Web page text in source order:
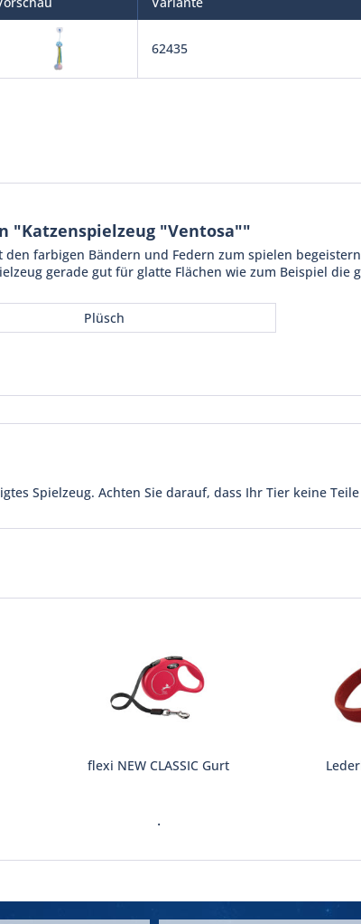
62435
"Katzenspielzeug "Ventosa""
den farbigen Bändern und Federn zum spielen
gerade gut für glatte Flächen wie zum Beispiel die
Plüsch
Spielzeug. Achten Sie darauf, dass Ihr Tier keine
flexi NEW CLASSIC Gurt
.